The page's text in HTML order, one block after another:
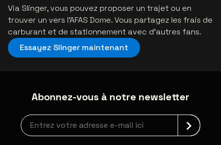
Via Slinger, vous pouvez proposer un trajet ou en
trouver un vers l’AFAS Dome. Vous partagez les frais de
carburant et de stationnement avec d’autres fans.
Essayez Slinger maintenant
Abonnez-vous à notre newsletter
Inscription à la newsletter